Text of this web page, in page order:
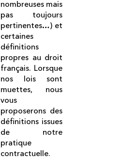
nombreuses mais
pas toujours
pertinentes…) et
certaines
définitions
propres au droit
français. Lorsque
nos lois sont
muettes, nous
vous
proposerons des
définitions issues
de notre
pratique
contractuelle.